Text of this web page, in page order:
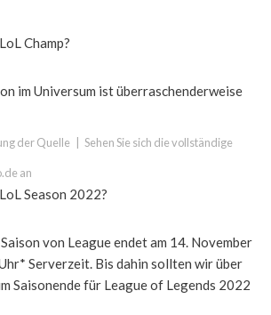
Champ?
im Universum ist überraschenderweise
der Quelle Sehen Sie sich die vollständige
an
Season 2022?
von League endet am 14. November
Serverzeit. Bis dahin sollten wir über
Saisonende für League of Legends 2022